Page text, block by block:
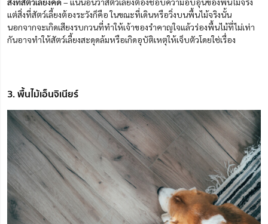
แต่สิ่งที่สัตว์เลี้ยงต้องระวังก็คือ ในขณะที่เดินหรือวิ่งบนพื้นไม้จริงนั้น
นอกจากจะเกิดเสียงรบกวนที่ทำให้เจ้าของรำคาญใจแล้วร่องพื้นไม้ที่ไม่เท่า
กันอาจทำให้สัตว์เลี้ยงสะดุดล้มหรือเกิดอุบัติเหตุให้เจ็บตัวโดยใช่เรื่อง
3. พื้นไม้เอ็นจิเนียร์